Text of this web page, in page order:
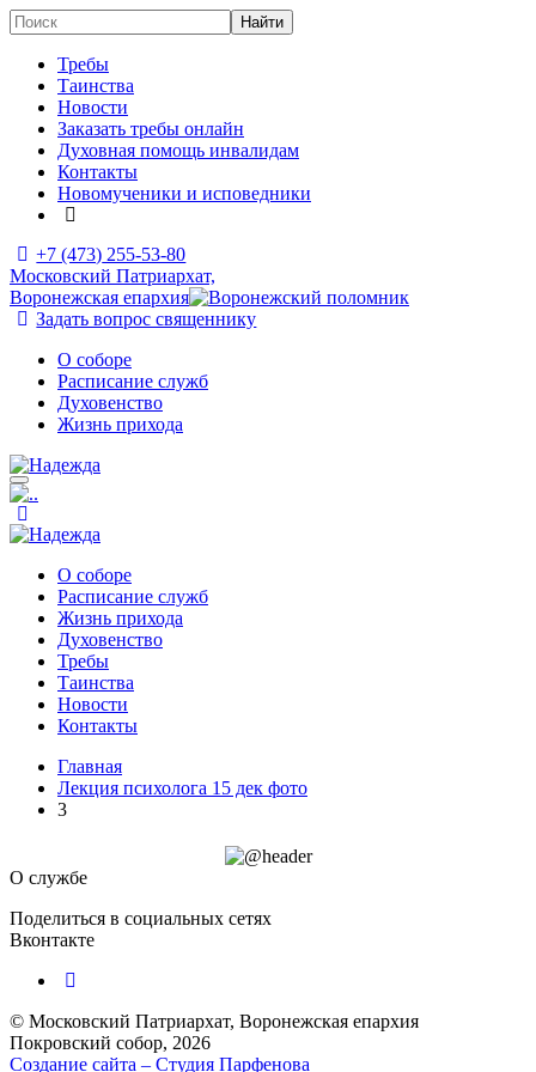
Требы
Таинства
Новости
Заказать требы онлайн
Духовная помощь инвалидам
Контакты
Новомученики и исповедники
+7 (473) 255-53-80
Московский Патриархат,
Воронежская епархия
Задать вопрос священнику
О соборе
Расписание служб
Духовенство
Жизнь прихода
О соборе
Расписание служб
Жизнь прихода
Духовенство
Требы
Таинства
Новости
Контакты
Главная
Лекция психолога 15 дек фото
3
О службе
Поделиться в социальных сетях
Вконтакте
© Московский Патриархат, Воронежcкая епархия
Покровский собор, 2026
Создание сайта – Cтудия Парфенова